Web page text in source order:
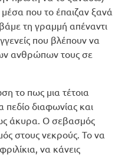
που το έπαιζαν ξανά
τη γραμμή απέναντι
που βλέπουν να
ανθρώπων τους σε
το πως μια τέτοια
πεδίο διαφωνίας και
άκυρα. Ο σεβασμός
στους νεκρούς. Το να
να κάνεις